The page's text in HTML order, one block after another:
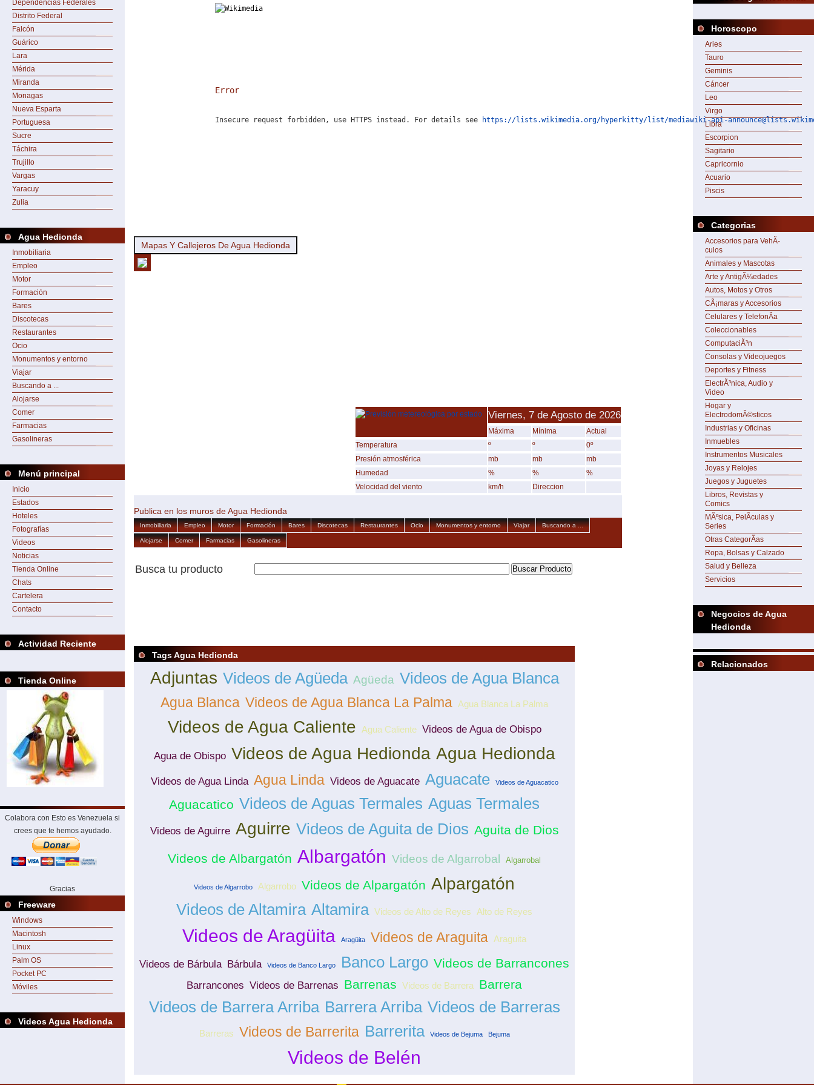
Dependencias Federales
Distrito Federal
Falcón
Guárico
Lara
Mérida
Miranda
Monagas
Nueva Esparta
Portuguesa
Sucre
Táchira
Trujillo
Vargas
Yaracuy
Zulia
Agua Hedionda
Inmobiliaria
Empleo
Motor
Formación
Bares
Discotecas
Restaurantes
Ocio
Monumentos y entorno
Viajar
Buscando a ...
Alojarse
Comer
Farmacias
Gasolineras
Menú principal
Inicio
Estados
Hoteles
Fotografías
Videos
Noticias
Tienda Online
Chats
Cartelera
Contacto
Actividad Reciente
Tienda Online
Colabora con Esto es Venezuela si
crees que te hemos ayudado.
Gracias
Freeware
Windows
Macintosh
Linux
Palm OS
Pocket PC
Móviles
Videos Agua Hedionda
Error
Insecure request forbidden, use HTTPS instead. For details see https://lists.wikimedia.org/hyperkitty/list/mediawiki-api-announce@lists.wikimedia.org/
Mapas Y Callejeros De Agua Hedionda
Viernes, 7 de Agosto de 2026
Máxima Mínima
Actual
Temperatura
º º
0º
Presión atmosférica
mb mb
mb
Humedad
% %
%
Velocidad del viento
km/h Direccion
Publica en los muros de Agua Hedionda
Inmobiliaria Empleo Motor Formación Bares Discotecas Restaurantes Ocio Monumentos y entorno Viajar Buscando a ...
Alojarse Comer Farmacias Gasolineras
Busca tu producto
Tags Agua Hedionda
Adjuntas Videos de Agüeda Agüeda Videos de Agua Blanca
Agua Blanca Videos de Agua Blanca La Palma Agua Blanca La Palma
Videos de Agua Caliente Agua Caliente Videos de Agua de Obispo
Agua de Obispo Videos de Agua Hedionda Agua Hedionda
Videos de Agua Linda Agua Linda Videos de Aguacate Aguacate Videos de Aguacatico
Aguacatico Videos de Aguas Termales Aguas Termales
Videos de Aguirre Aguirre Videos de Aguita de Dios Aguita de Dios
Videos de Albargatón Albargatón Videos de Algarrobal Algarrobal
Videos de Algarrobo Algarrobo Videos de Alpargatón Alpargatón
Videos de Altamira Altamira Videos de Alto de Reyes Alto de Reyes
Videos de Aragüita Aragüita Videos de Araguita Araguita
Videos de Bárbula Bárbula Videos de Banco Largo Banco Largo Videos de Barrancones
Barrancones Videos de Barrenas Barrenas Videos de Barrera Barrera
Videos de Barrera Arriba Barrera Arriba Videos de Barreras
Barreras Videos de Barrerita Barrerita Videos de Bejuma Bejuma
Videos de Belén
Horoscopo
Aries
Tauro
Geminis
Cáncer
Leo
Virgo
Libra
Escorpion
Sagitario
Capricornio
Acuario
Piscis
Categorias
Accesorios para VehÃ­
culos
Animales y Mascotas
Arte y AntigÃ¼edades
Autos, Motos y Otros
CÃ¡maras y Accesorios
Celulares y TelefonÃ­a
Coleccionables
ComputaciÃ³n
Consolas y Videojuegos
Deportes y Fitness
ElectrÃ³nica, Audio y
Video
Hogar y
ElectrodomÃ©sticos
Industrias y Oficinas
Inmuebles
Instrumentos Musicales
Joyas y Relojes
Juegos y Juguetes
Libros, Revistas y
Comics
MÃºsica, PelÃ­culas y
Series
Otras CategorÃ­as
Ropa, Bolsas y Calzado
Salud y Belleza
Servicios
Negocios de Agua
Hedionda
Relacionados